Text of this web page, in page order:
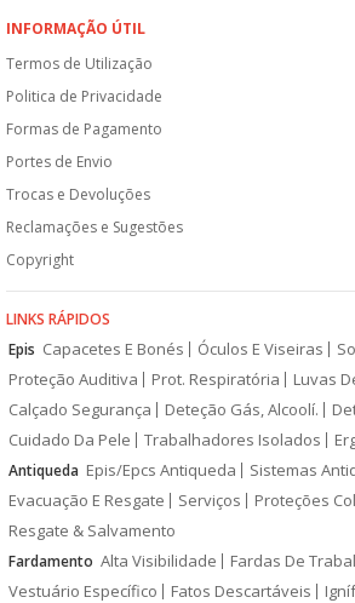
INFORMAÇÃO ÚTIL
Termos de Utilização
Politica de Privacidade
Formas de Pagamento
Portes de Envio
Trocas e Devoluções
Reclamações e Sugestões
Copyright
LINKS RÁPIDOS
Epis Capacetes E Bonés Óculos E Viseiras
Proteção Auditiva
Prot. Respiratória
Luvas
Calçado Segurança
Deteção Gás, Alcoolí.
Cuidado Da Pele
Trabalhadores Isolados
Antiqueda Epis/Epcs Antiqueda
Sistemas
Evacuação E Resgate
Serviços
Proteções
Resgate & Salvamento
Fardamento Alta Visibilidade Fardas De
Vestuário Específico
Fatos Descartáveis